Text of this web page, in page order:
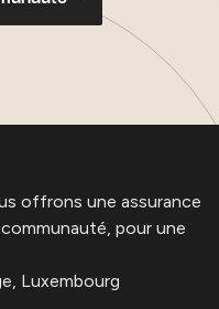
offrons une assurance
pour une
Luxembourg